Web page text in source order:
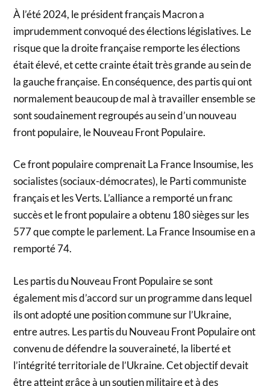
À l’été 2024, le président français Macron a
imprudemment convoqué des élections législatives. Le
risque que la droite française remporte les élections
était élevé, et cette crainte était très grande au sein de
la gauche française. En conséquence, des partis qui ont
normalement beaucoup de mal à travailler ensemble se
sont soudainement regroupés au sein d’un nouveau
front populaire, le Nouveau Front Populaire.
Ce front populaire comprenait La France Insoumise, les
socialistes (sociaux-démocrates), le Parti communiste
français et les Verts. L’alliance a remporté un franc
succès et le front populaire a obtenu 180 sièges sur les
577 que compte le parlement. La France Insoumise en a
remporté 74.
Les partis du Nouveau Front Populaire se sont
également mis d’accord sur un programme dans lequel
ils ont adopté une position commune sur l’Ukraine,
entre autres. Les partis du Nouveau Front Populaire ont
convenu de défendre la souveraineté, la liberté et
l’intégrité territoriale de l’Ukraine. Cet objectif devait
être atteint grâce à un soutien militaire et à des